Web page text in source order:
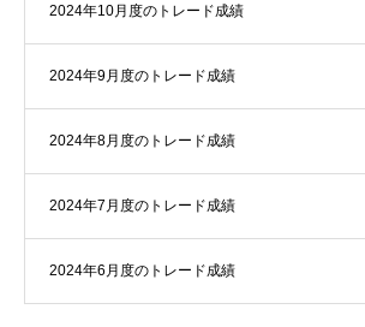
2024年10月度のトレード成績
2024年9月度のトレード成績
2024年8月度のトレード成績
2024年7月度のトレード成績
2024年6月度のトレード成績